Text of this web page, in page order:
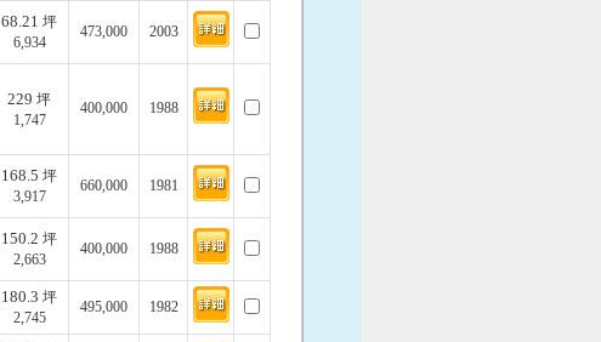
68.21 坪
6,934
473,000 2003
229 坪
1,747
400,000 1988
168.5 坪
3,917
660,000 1981
150.2 坪
2,663
400,000 1988
180.3 坪
2,745
495,000 1982